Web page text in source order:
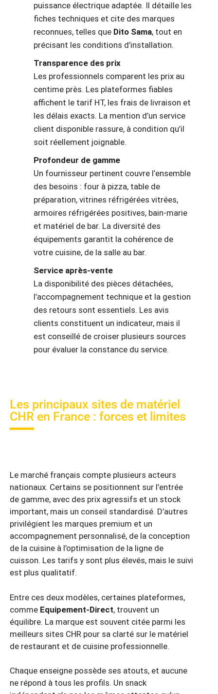
puissance électrique adaptée. Il détaille les
fiches techniques et cite des marques
reconnues, telles que Dito Sama, tout en
précisant les conditions d’installation.
Transparence des prix
Les professionnels comparent les prix au
centime près. Les plateformes fiables
affichent le tarif HT, les frais de livraison et
les délais exacts. La mention d’un service
client disponible rassure, à condition qu’il
soit réellement joignable.
Profondeur de gamme
Un fournisseur pertinent couvre l’ensemble
des besoins : four à pizza, table de
préparation, vitrines réfrigérées vitrées,
armoires réfrigérées positives, bain-marie
et matériel de bar. La diversité des
équipements garantit la cohérence de
votre cuisine, de la salle au bar.
Service après-vente
La disponibilité des pièces détachées,
l’accompagnement technique et la gestion
des retours sont essentiels. Les avis
clients constituent un indicateur, mais il
est conseillé de croiser plusieurs sources
pour évaluer la constance du service.
Les principaux sites de matériel
CHR en France : forces et limites
Le marché français compte plusieurs acteurs
nationaux. Certains se positionnent sur l’entrée
de gamme, avec des prix agressifs et un stock
important, mais un conseil standardisé. D’autres
privilégient les marques premium et un
accompagnement personnalisé, de la conception
de la cuisine à l’optimisation de la ligne de
cuisson. Les tarifs y sont plus élevés, mais le suivi
est plus qualitatif.
Entre ces deux modèles, certaines plateformes,
comme Equipement-Direct, trouvent un
équilibre. La marque est souvent citée parmi les
meilleurs sites CHR pour sa clarté sur le matériel
de restaurant et de cuisine professionnelle.
Chaque enseigne possède ses atouts, et aucune
ne répond à tous les profils. Un snack